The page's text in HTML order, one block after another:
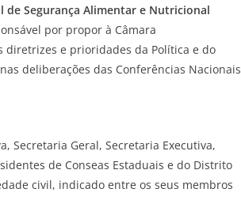
de Segurança Alimentar e Nutricional
por propor à Câmara
diretrizes e prioridades da Política e do
deliberações das Conferências Nacionais
Secretaria Geral, Secretaria Executiva,
de Conseas Estaduais e do Distrito
civil, indicado entre os seus membros